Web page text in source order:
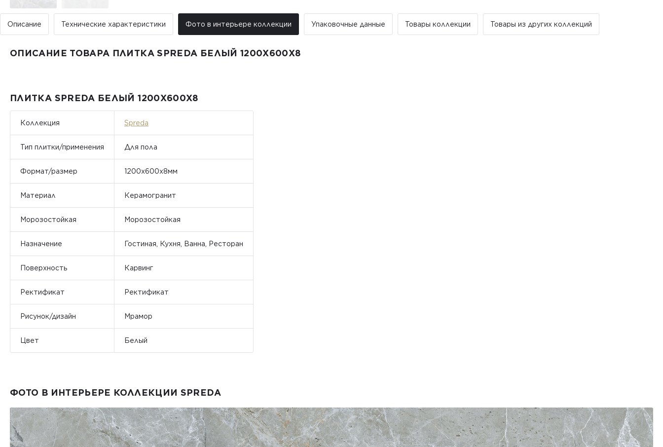
Примечание:
• Отгрузка производится исключительно в рабочие дни. В субботу, воскресенье и
праздничные дни заказы не обрабатываются и не отправляются.
Описание Технические характеристики Фото в интерьере коллекции Упаковочные данные Товары коллекции Товары из других коллекций
ОПИСАНИЕ ТОВАРА ПЛИТКА SPREDA БЕЛЫЙ 1200X600X8
ПЛИТКА SPREDA БЕЛЫЙ 1200X600X8
Коллекция Spreda
Тип плитки/применения Для пола
Формат/размер 1200х600х8мм
Материал Керамогранит
Морозостойкая Морозостойкая
Назначение Гостиная, Кухня, Ванна, Ресторан
Поверхность Карвинг
Ректификат Ректификат
Рисунок/дизайн Мрамор
Цвет Белый
ФОТО В ИНТЕРЬЕРЕ КОЛЛЕКЦИИ SPREDA